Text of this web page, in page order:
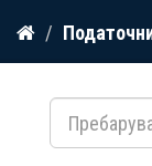
Прескокнете
содржина